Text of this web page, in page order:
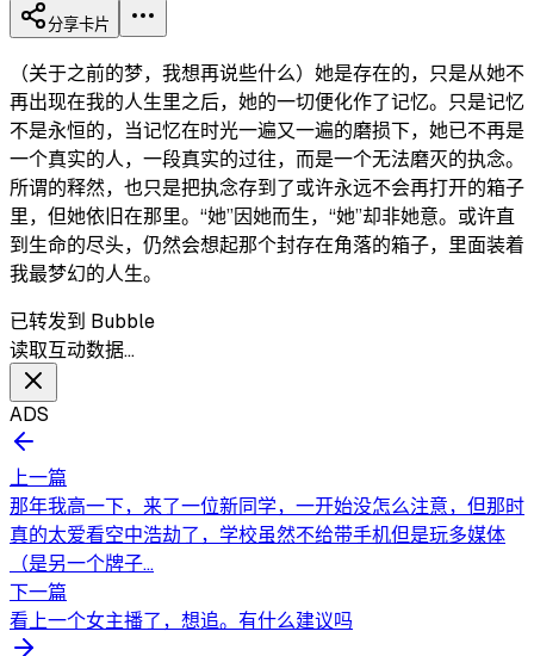
分享卡片
（关于之前的梦，我想再说些什么）她是存在的，只是从她不
再出现在我的人生里之后，她的一切便化作了记忆。只是记忆
不是永恒的，当记忆在时光一遍又一遍的磨损下，她已不再是
一个真实的人，一段真实的过往，而是一个无法磨灭的执念。
所谓的释然，也只是把执念存到了或许永远不会再打开的箱子
里，但她依旧在那里。“她”因她而生，“她”却非她意。或许直
到生命的尽头，仍然会想起那个封存在角落的箱子，里面装着
我最梦幻的人生。
已转发到 Bubble
读取互动数据…
ADS
上一篇
那年我高一下，来了一位新同学，一开始没怎么注意，但那时
真的太爱看空中浩劫了，学校虽然不给带手机但是玩多媒体
（是另一个牌子...
下一篇
看上一个女主播了，想追。有什么建议吗